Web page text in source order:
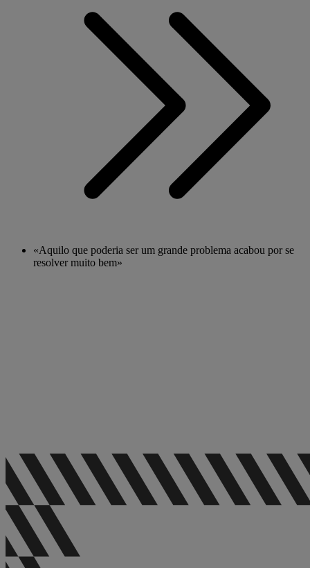
«Aquilo que poderia ser um grande problema acabou por se
resolver muito bem»